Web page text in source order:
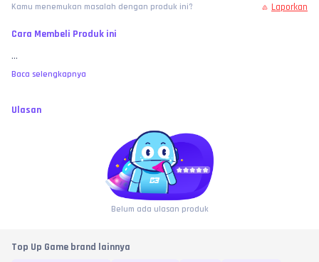
Kamu menemukan masalah dengan produk ini? Laporkan
Cara Membeli Produk ini
...
Baca selengkapnya
Ulasan
Belum ada ulasan produk
Top Up Game brand lainnya